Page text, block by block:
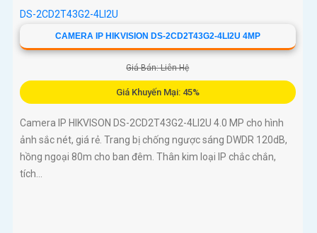
CAMERA IP HIKVISION DS-2CD2T43G2-4LI2U 4MP
Giá Bán: Liên Hệ
Giá Khuyến Mại: 45%
Camera IP HIKVISON DS-2CD2T43G2-4LI2U 4.0 MP cho hình
ảnh sắc nét, giá rẻ. Trang bị chống ngược sáng DWDR 120dB,
hồng ngoại 80m cho ban đêm. Thân kim loại IP chắc chắn,
tích...